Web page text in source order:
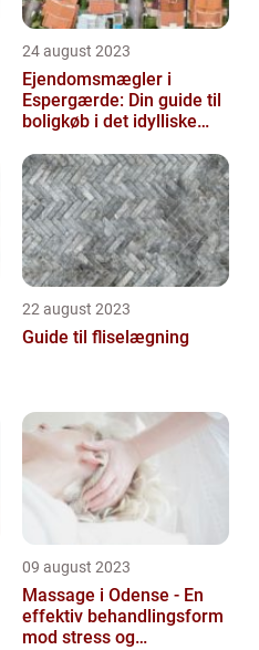
24 august 2023
Ejendomsmægler i
Espergærde: Din guide til
boligkøb i det idylliske
22 august 2023
Guide til fliselægning
09 august 2023
Massage i Odense - En
effektiv behandlingsform
mod stress og